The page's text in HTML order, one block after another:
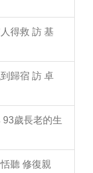
得救 訪 基
歸宿 訪 卓
歲長老的生
聽 修復親